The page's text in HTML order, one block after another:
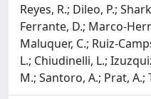
Reyes, R.; Dileo, P.;
Ferrante, D.; Marco-
Maluquer, C.; Ruiz-
L.; Chiudinelli, L.;
M.; Santoro, A.; Prat, A.;